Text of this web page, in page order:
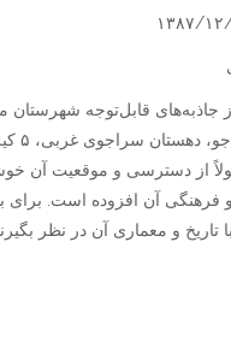
جاذبه‌های قابل‌توجه
از دسترسی و موقعیت آن
فرهنگی آن افزوده است. برای
تاریخ و معماری آن در نظر